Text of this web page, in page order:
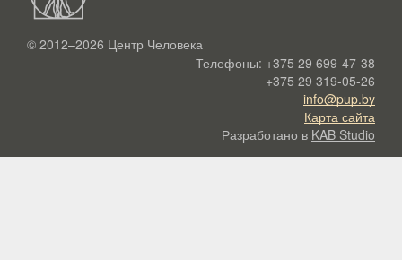
© 2012–2026 Центр Человека
Телефоны: +375 29 699-47-38
+375 29 319-05-26
info@pup.by
Карта сайта
Разработано в KAB Studio